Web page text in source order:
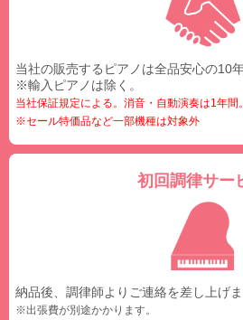
当社の販売するピアノは全品安心の10
※輸入ピアノは除く。
当社保証規定による。消音・自動演奏は1年間。
※セール特価品など一部機種は対象外
初回調律サー
納品後、調律師よりご連絡を差し上げま
※出張費が別途かかります。